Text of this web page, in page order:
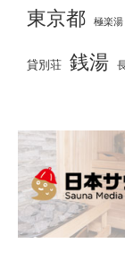
東京都 極楽湯
貸別荘 銭湯